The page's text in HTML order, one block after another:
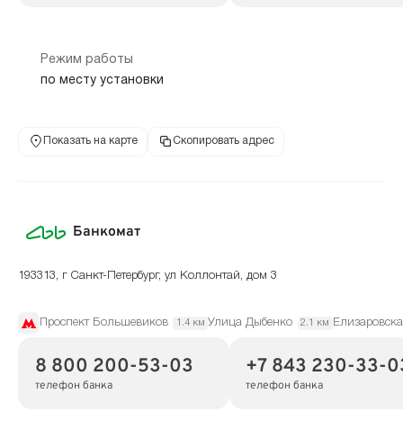
Режим работы
по месту установки
Показать на карте Скопировать адрес
Банкомат
193313, г Санкт-Петербург, ул Коллонтай, дом 3
Проспект Большевиков 1.4 км Улица Дыбенко 2.1 км
8 800 200-53-03
телефон банка
+7 843 230-33-
телефон банка